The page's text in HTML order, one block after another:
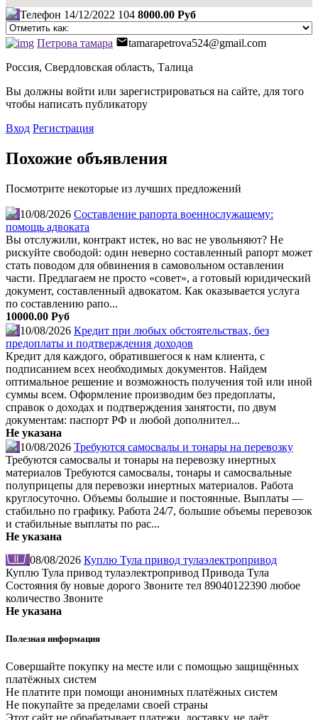
Телефон 14/12/2022 104 8000.00 Руб
Петрова тамара
tamarapetrova524@gmail.com
Россия, Свердловская область, Талица
Вы должны войти или зарегистрироваться на сайте, для того
чтобы написать публикатору
Вход Регистрация
Похожие объявления
Посмотрите некоторые из лучших предложений
10/08/2026 Составление рапорта военнослужащему:
помощь адвоката
Вы отслужили, контракт истек, но вас не увольняют? Не
рискуйте свободой: один неверно составленный рапорт может
стать поводом для обвинения в самовольном оставлении
части. Предлагаем не просто «совет», а готовый юридический
документ, составленный адвокатом. Как оказывается услуга
по составлению рапо...
10000.00 Руб
10/08/2026 Кредит при любых обстоятельствах, без
предоплаты и подтверждения доходов
Кредит для каждого, обратившегося к нам клиента, с
подписанием всех необходимых документов. Найдем
оптимальное решение и возможность получения той или иной
суммы всем. Оформление производим без предоплаты,
справок о доходах и подтверждения занятости, по двум
документам: паспорт РФ и любой дополнител...
Не указана
10/08/2026 Требуются самосвалы и тонары на перевозку
Требуются самосвалы и тонары на перевозку инертных
материалов Требуются самосвалы, тонары и самосвальные
полуприцепы для перевозки инертных материалов. Работа
круглосуточно. Объемы большие и постоянные. Выплаты —
стабильно по графику. Работа 24/7, большие объемы перевозок
и стабильные выплаты по рас...
Не указана
08/08/2026 Куплю Тула привод тулаэлектропривод
Куплю Тула привод тулаэлектропривод Привода Тула
Состояния бу новые дорого Звоните тел 89040122390 любое
количество Звоните
Не указана
Полезная информация
Совершайте покупку на месте или с помощью защищённых
платёжных систем
Не платите при помощи анонимных платёжных систем
Не покупайте за пределами своей страны